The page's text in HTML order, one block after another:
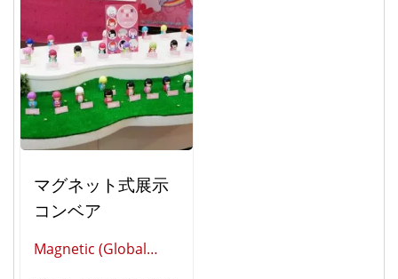
マグネット式展示
コンベア
Magnetic (Global